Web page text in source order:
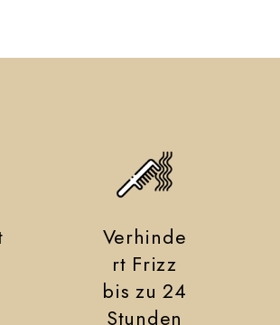
Verhinde
rt Frizz
bis zu 24
Stunden